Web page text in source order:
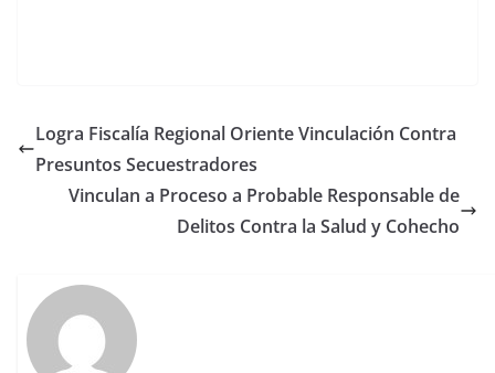
Logra Fiscalía Regional Oriente Vinculación Contra
Presuntos Secuestradores
Vinculan a Proceso a Probable Responsable de
Delitos Contra la Salud y Cohecho